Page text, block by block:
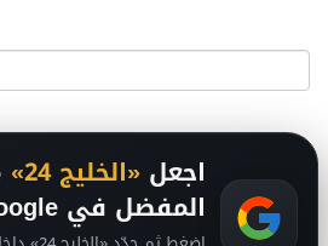
من نحن
اجعل «الخليج 24»
المفضل في Google